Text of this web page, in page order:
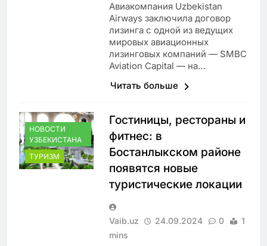
Авиакомпания Uzbekistan
Airways заключила договор
лизинга с одной из ведущих
мировых авиационных
лизинговых компаний — SMBC
Aviation Capital — на…
Читать больше
НОВОСТИ
УЗБЕКИСТАНА
ТУРИЗМ
Гостиницы, рестораны и
фитнес: в
Бостанлыкском районе
появятся новые
туристические локации
Vaib.uz 24.09.2024 0
1
mins